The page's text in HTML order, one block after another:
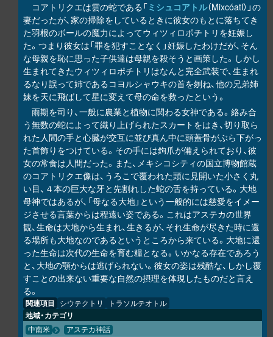
コアトリクエは雲の蛇である「ミシュコアトル（Mixcóatl）」の
妻だったが、家の掃除をしているときに彼女のもとに落ちてき
た羽根のボールの魔力によってウィツィロポチトリを妊娠し
た。つまり彼女は「罪を犯すことなく」妊娠したわけだが、そん
な母親を恥に思った子供達は母親を殺そうと画策した。しかし
生まれてきたウィツィロポチトリはなんと完全武装で、生まれ
るなり誤って姉であるコヨルシャウキの首を刎ね、他の兄弟姉
妹を天に飛ばして星に変えて母の命を救ったという。
雨期を司り、一般に農業と植物に関わる女神である。絡み合
う無数の蛇によって織り上げられたスカートをはき、切り取ら
れた人間の手と心臓が交互に並び真ん中に頭蓋骨がぶら下がっ
た首飾りをつけている。その手には鉤爪が備えられており、彼
女の常食は人間だった。また、メキシコシティの国立博物館蔵
のコアトリクエ像は、うろこで覆われた頭に見開いた小さく丸
い目、４本の巨大な牙と先割れした蛇の舌を持っている。大地
母神ではあるが、「母なる大地」という一般的には慈愛をイメー
ジさせる言葉からは程遠い姿である。これはアステカの世界
観、生命は大地から生まれ、生きるが、それ生命が尽きた時に還
る場所も大地なのであるというところから来ている。大地に還
った生命は次代の生命を育む糧となる。いかなる存在であろう
と、大地の顎からは逃げられない。彼女の姿は残酷な、しかし覆
すことの出来ない重要な自然の摂理を体現したものだと言え
る。
関連項目 シウテクトリ トラソルテオトル
地域・カテゴリ
中南米 アステカ神話